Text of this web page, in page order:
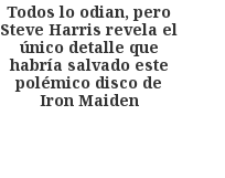
Todos lo odian, pero
Steve Harris revela el
único detalle que
habría salvado este
polémico disco de
Iron Maiden